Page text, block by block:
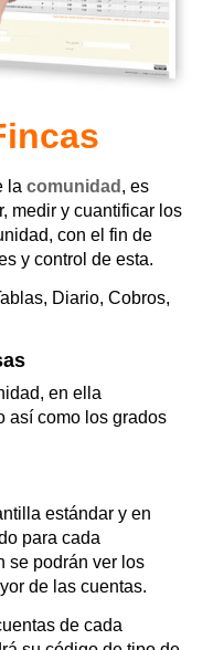
lacomunidad , es
medir y cuantificar los
con el fin de
y control de esta.
Diario, Cobros,
en ella
así como los grados
estándar y en
para cada
se podrán ver los
de las cuentas.
de cada